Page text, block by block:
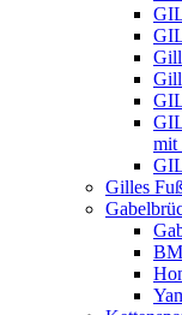
mit
Gilles